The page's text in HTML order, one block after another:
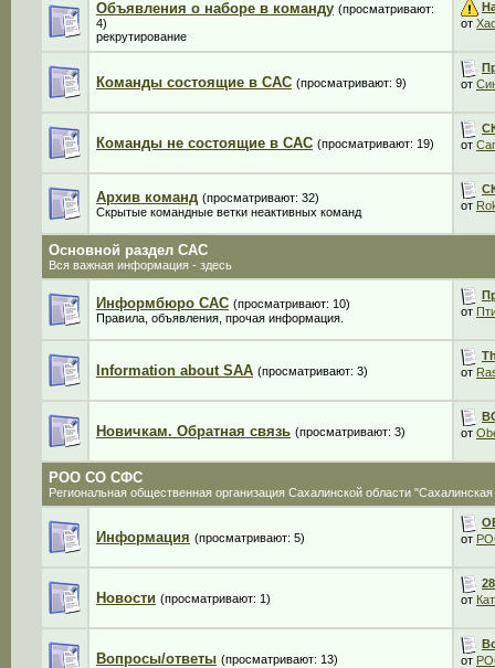
Объявления о наборе в команду (просматривают:
4)
рекрутирование
от
Команды состоящие в САС (просматривают: 9)
от
Команды не состоящие в САС (просматривают: 19)
от
Архив команд (просматривают: 32)
Скрытые командные ветки неактивных команд
от
Основной раздел CАС
Вся важная информация - здесь
Информбюро САС (просматривают: 10)
Правила, объявления, прочая информация.
от
Information about SAA (просматривают: 3)
от
Новичкам. Обратная связь (просматривают: 3)
от
РОО СО СФС
Региональная общественная организация Сахалинской области
Информация (просматривают: 5)
от
Новости (просматривают: 1)
от Кат
Вопросы/ответы (просматривают: 13)
от